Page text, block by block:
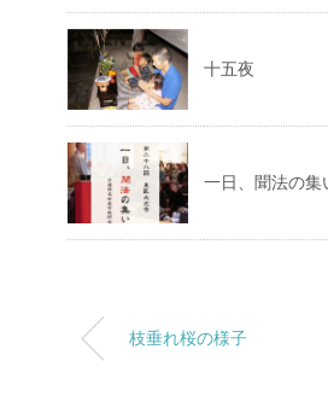
十五夜
一日、聞法の集
枝垂れ桜の様子